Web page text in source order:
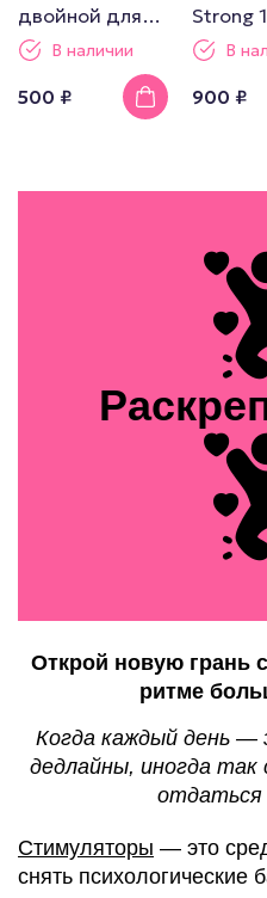
двойной для
попперсов
В наличии
500 ₽
Strong
В
900 ₽
Открой новую грань
ритме
Когда каждый день —
дедлайны, иногда так
отдаться
Стимуляторы — это
снять психологические